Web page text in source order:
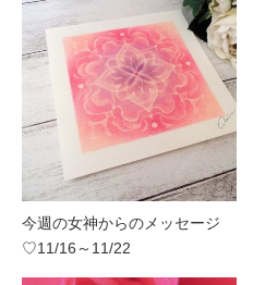
今週の女神からのメッセージ
♡11/16～11/22